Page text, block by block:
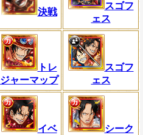
決戦
スゴフ
ェス
トレ
ジャーマップ
スゴフ
ェス
イベ
シーク